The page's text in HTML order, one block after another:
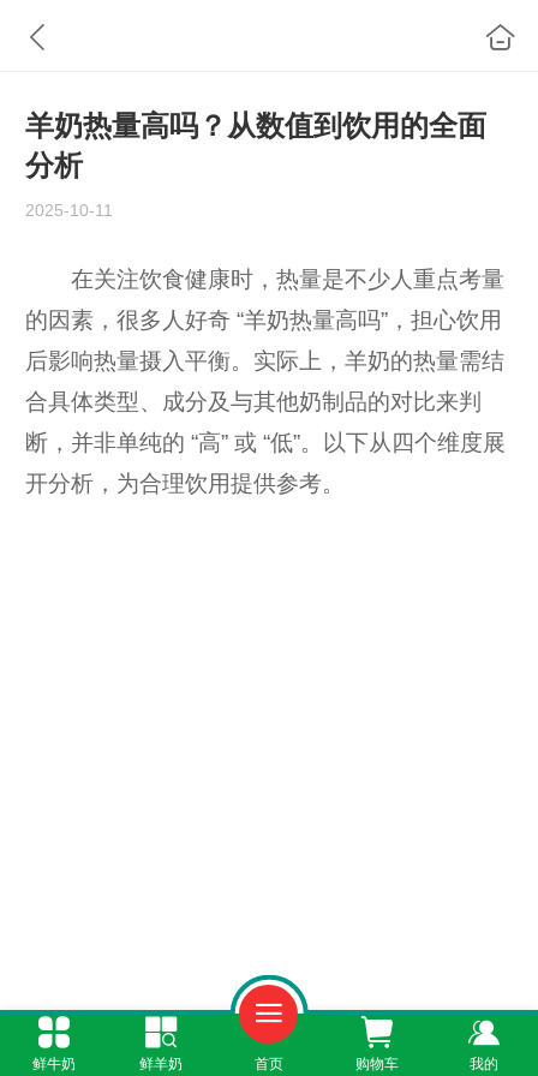
羊奶热量高吗？从数值到饮用的全面
分析
2025-10-11
在关注饮食健康时，热量是不少人重点考量
的因素，很多人好奇 “羊奶热量高吗”，担心饮用
后影响热量摄入平衡。实际上，羊奶的热量需结
合具体类型、成分及与其他奶制品的对比来判
断，并非单纯的 “高” 或 “低”。以下从四个维度展
开分析，为合理饮用提供参考。
一、对比常见奶制品，羊奶热量处于中等水
鲜牛奶 鲜羊奶 首页 购物车 我的